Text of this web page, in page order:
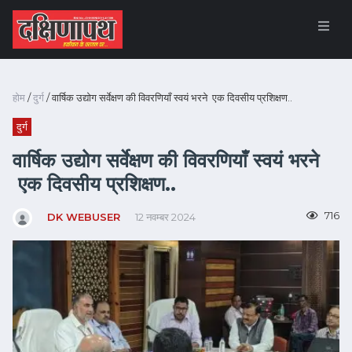
होम/दुर्ग/ वार्षिक उद्योग सर्वेक्षण की विवरणियाँ स्वयं भरने एक दिवसीय प्रशिक्षण..
दुर्ग
वार्षिक उद्योग सर्वेक्षण की विवरणियाँ स्वयं भरने
एक दिवसीय प्रशिक्षण..
DK WEBUSER 12 नवम्बर 2024 716